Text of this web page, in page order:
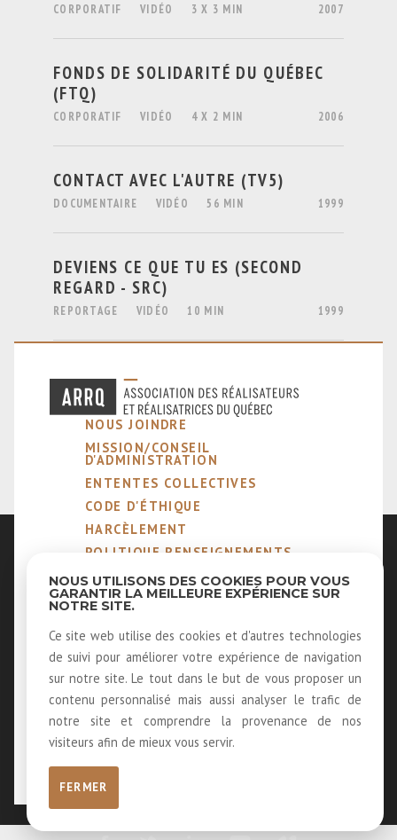
CORPORATIF VIDÉO 3 X 3 MIN 2007
FONDS DE SOLIDARITÉ DU QUÉBEC
(FTQ)
CORPORATIF VIDÉO 4 X 2 MIN 2006
CONTACT AVEC L'AUTRE (TV5)
DOCUMENTAIRE VIDÉO 56 MIN 1999
DEVIENS CE QUE TU ES (SECOND
REGARD - SRC)
REPORTAGE VIDÉO 10 MIN 1999
NOUS JOINDRE
MISSION/CONSEIL
D'ADMINISTRATION
ENTENTES COLLECTIVES
CODE D'ÉTHIQUE
HARCÈLEMENT
POLITIQUE RENSEIGNEMENTS
NOTRE MÉTIER
MEMBRES ÉMÉRITES ET
LOUER NOS SALLES
RECEVOIR NOTRE INFOLETTRE
NOUS UTILISONS DES COOKIES POUR VOUS
GARANTIR LA MEILLEURE EXPÉRIENCE SUR
NOTRE SITE.
Ce site web utilise des cookies et d'autres technologies
de suivi pour améliorer votre expérience de navigation
sur notre site. Le tout dans le but de vous proposer un
contenu personnalisé mais aussi analyser le trafic de
notre site et comprendre la provenance de nos
visiteurs afin de mieux vous servir.
FERMER